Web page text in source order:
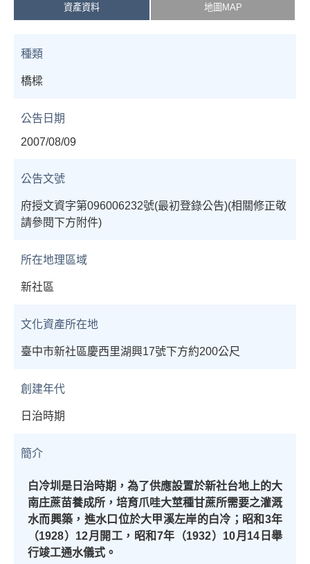
資產資料 地圖MAP
種類
橋樑
公告日期
2007/08/09
公告文號
府授文資字第096006232號(最初登錄公告)(相關修正敬
請參閱下方附件)
所在地理區域
新社區
文化資產所在地
臺中市新社區慶西里湖興17號下方約200公尺
創建年代
日治時期
簡介
白冷圳是日治時期，為了供應設置於新社台地上的大
南庄蔗苗養成所，培育爪哇大莖種甘蔗所需要之灌溉
水而興築，進水口位於大甲溪左岸的白冷；昭和3年
（1928） 12月開工，昭和7年（1932） 10月 14 日舉
行竣工通水儀式。